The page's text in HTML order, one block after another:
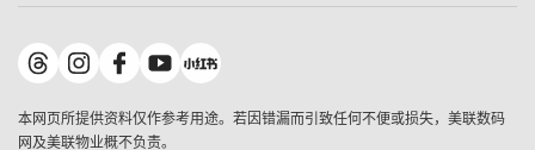
负担能力计算机
转按计算机
缴款方式
小区成交排行榜
地区百科
美联精英会
美善会
美联物业
鋑联控股*
美联工商铺*
美联中国
本网页所提供资料仅作参考用途。若因错漏而引致任何不便或损失，美联数码
网及美联物业概不负责。